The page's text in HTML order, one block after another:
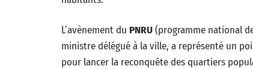
L’avènement du PNRU(programme national
ministre délégué à la ville, a représenté un
pour lancer la reconquête des quartiers